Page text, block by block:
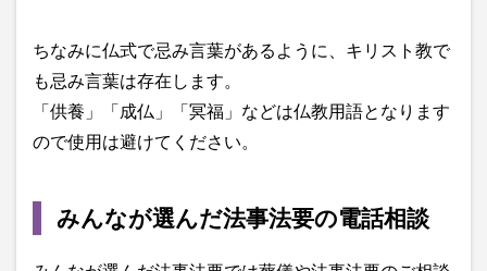
ちなみに仏式で忌み言葉があるように、キリスト教で
も忌み言葉は存在します。
「供養」「成仏」「冥福」などは仏教用語となります
ので使用は避けてください。
みんなが選んだ法事法要の電話相談